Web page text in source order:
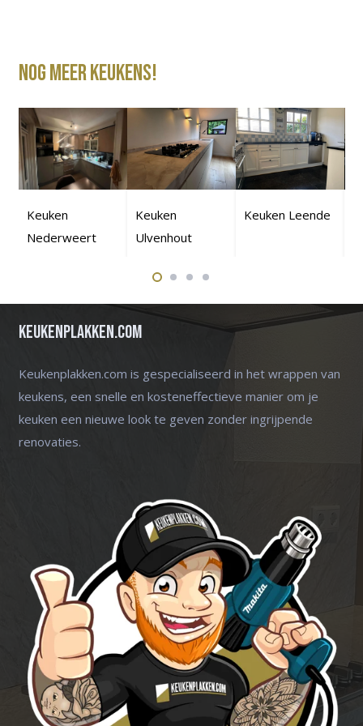
Nog meer keukens!
Keuken
Nederweert
Keuken
Ulvenhout
Keuken Leende
Keukenplakken.com
Keukenplakken.com is gespecialiseerd in het wrappen van
keukens, een snelle en kosteneffectieve manier om je
keuken een nieuwe look te geven zonder ingrijpende
renovaties.